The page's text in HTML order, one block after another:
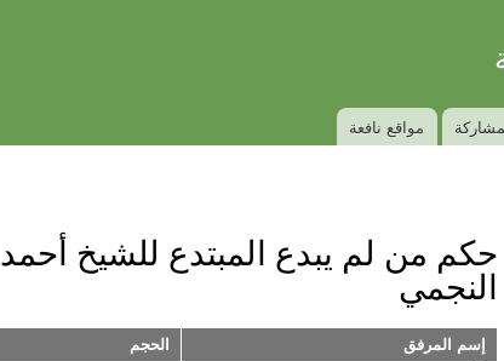
مواقع نافعة
حكم من لم يبدع المبتدع للشيخ أحمد
النجمي
إسم المرفق الحجم